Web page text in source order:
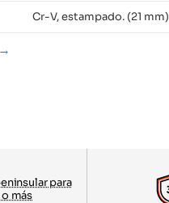
Cr-V, estampado. (21 mm)
para
más